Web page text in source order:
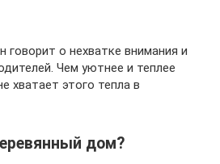
говорит о нехватке внимания и
Чем уютнее и теплее
хватает этого тепла в
дом?